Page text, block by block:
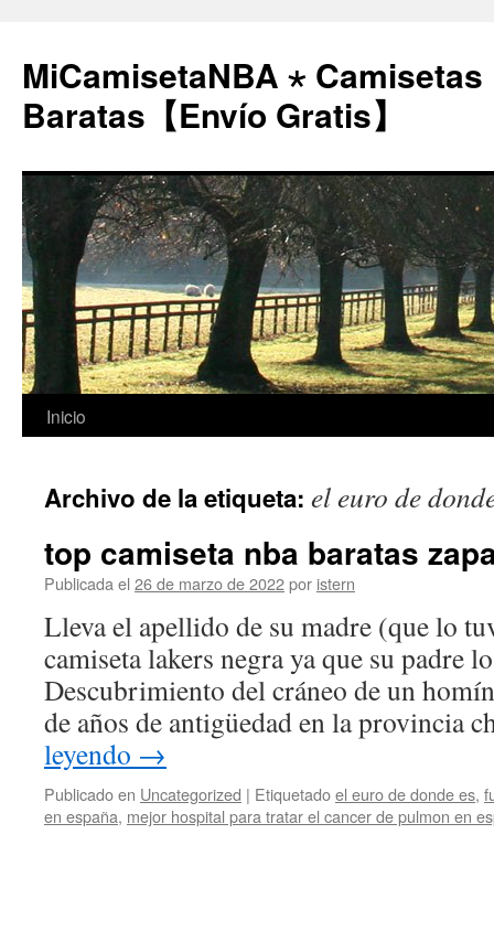
MiCamisetaNBA ⋆ Camisetas
Baratas【Envío Gratis】
Saltar
contenido
Inicio
Archivo de la etiqueta: el euro de
top camiseta nba baratas
Publicada el 26 de marzo de 2022por istern
Lleva el apellido de su madre (que lo
camiseta lakers negra ya que su padre
Descubrimiento del cráneo de un
de años de antigüedad en la provincia
leyendo →
Publicado en Uncategorized | Etiquetadoel euro de donde es,
en españa, mejor hospital para tratar el cancer de pulmon en